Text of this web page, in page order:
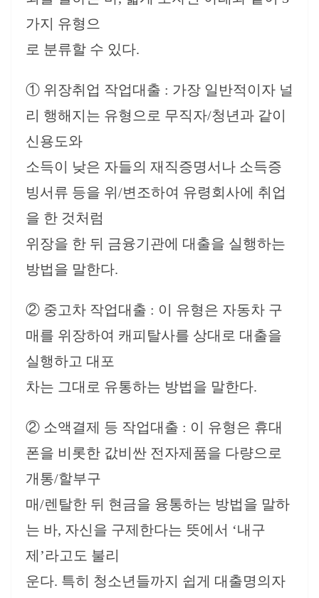
가지 유형으
로 분류할 수 있다.
① 위장취업 작업대출 : 가장 일반적이자 널
리 행해지는 유형으로 무직자/청년과 같이
신용도와
소득이 낮은 자들의 재직증명서나 소득증
빙서류 등을 위/변조하여 유령회사에 취업
을 한 것처럼
위장을 한 뒤 금융기관에 대출을 실행하는
방법을 말한다.
② 중고차 작업대출 : 이 유형은 자동차 구
매를 위장하여 캐피탈사를 상대로 대출을
실행하고 대포
차는 그대로 유통하는 방법을 말한다.
② 소액결제 등 작업대출 : 이 유형은 휴대
폰을 비롯한 값비싼 전자제품을 다량으로
개통/할부구
매/렌탈한 뒤 현금을 융통하는 방법을 말하
는 바, 자신을 구제한다는 뜻에서 ‘내구
제’라고도 불리
운다. 특히 청소년들까지 쉽게 대출명의자